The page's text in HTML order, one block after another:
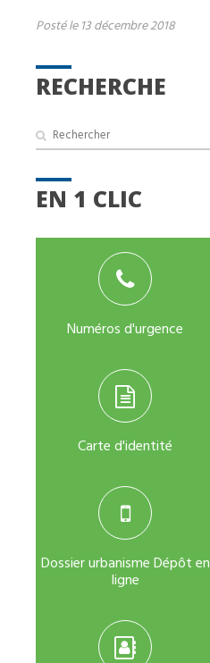
RECHERCHE
EN 1 CLIC
Numéros d'urgence
Carte d'identité
Dossier urbanisme Dépôt en
ligne
Posté le 13 décembre 2018